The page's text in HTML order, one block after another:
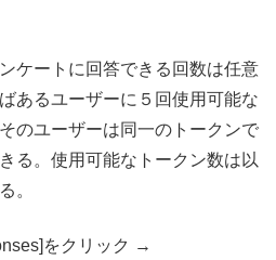
ケートに回答できる回数は任意
あるユーザーに５回使用可能な
のユーザーは同一のトークンで
る。使用可能なトークン数は以
。
をクリック →